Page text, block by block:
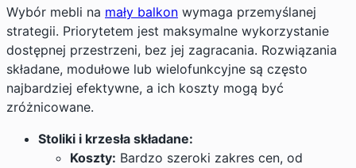
Wybór mebli na mały balkon wymaga przemyślanej
strategii. Priorytetem jest maksymalne wykorzystanie
dostępnej przestrzeni, bez jej zagracania. Rozwiązania
składane, modułowe lub wielofunkcyjne są często
najbardziej efektywne, a ich koszty mogą być
zróżnicowane.
Stoliki i krzesła składane:
Koszty: Bardzo szeroki zakres cen, od